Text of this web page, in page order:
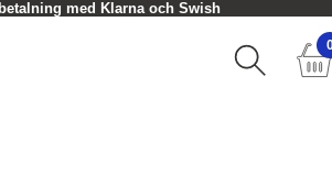
med Klarna och Swish